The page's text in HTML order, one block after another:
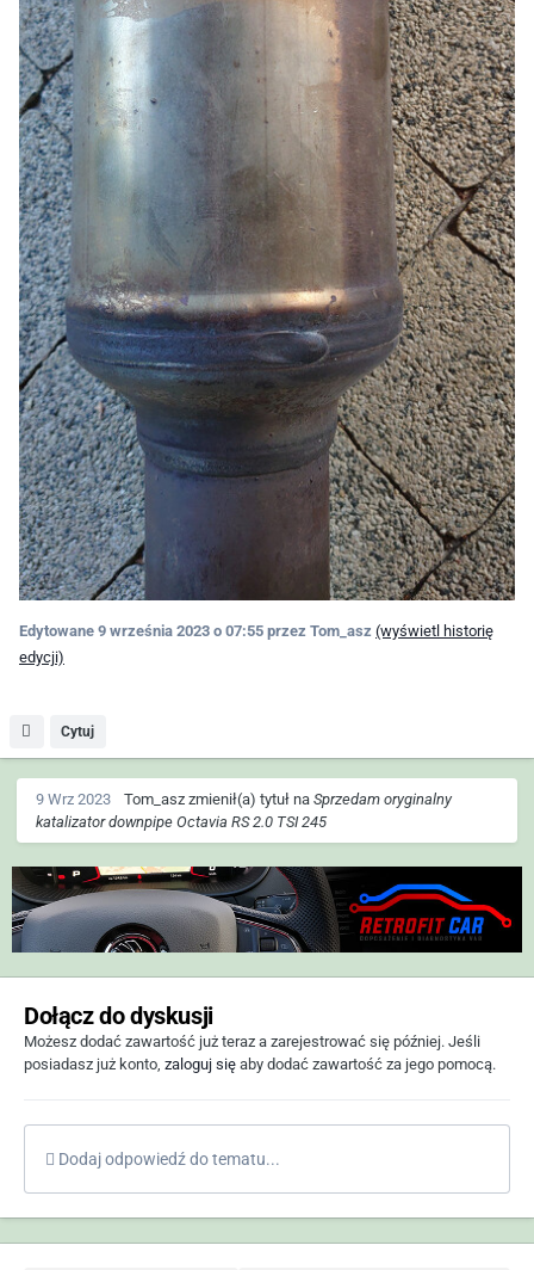
Edytowane 9 września 2023 o 07:55 przez Tom_asz (wyświetl historię
edycji)
Cytuj
9 Wrz 2023 Tom_asz zmienił(a) tytuł na Sprzedam oryginalny
katalizator downpipe Octavia RS 2.0 TSI 245
Dołącz do dyskusji
Możesz dodać zawartość już teraz a zarejestrować się później. Jeśli
posiadasz już konto, zaloguj się aby dodać zawartość za jego pomocą.
Dodaj odpowiedź do tematu...